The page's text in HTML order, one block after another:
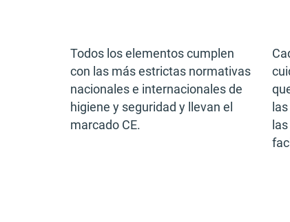
Todos los elementos cumplen
con las más estrictas normativas
nacionales e internacionales de
higiene y seguridad y llevan el
marcado CE.